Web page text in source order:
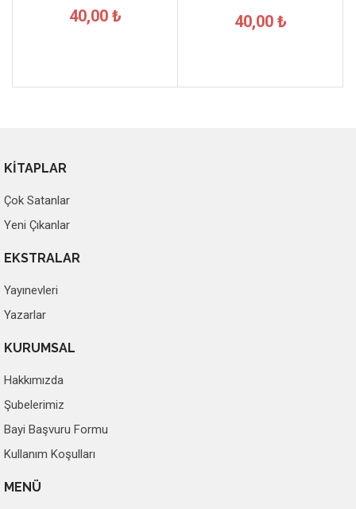
40,00 ₺ 40,00 ₺
KİTAPLAR
Çok Satanlar
Yeni Çıkanlar
EKSTRALAR
Yayınevleri
Yazarlar
KURUMSAL
Hakkımızda
Şubelerimiz
Bayi Başvuru Formu
Kullanım Koşulları
MENÜ